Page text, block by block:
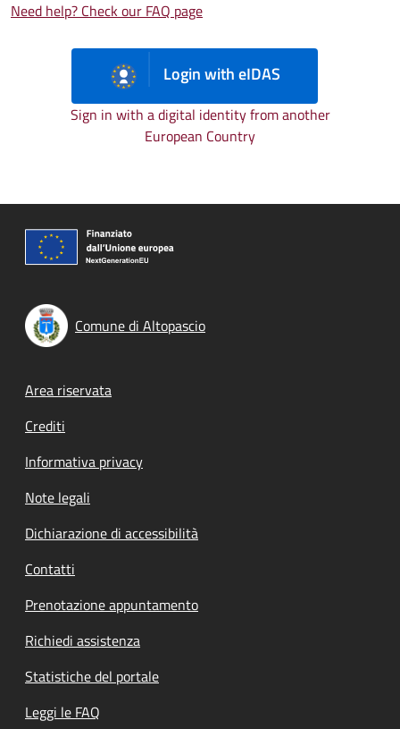
Need help? Check our FAQ page
Login with eIDAS
Sign in with a digital identity from another
European Country
Comune di Altopascio
Footer menu
Area riservata
Crediti
Informativa privacy
Note legali
Dichiarazione di accessibilità
Contatti
Prenotazione appuntamento
Richiedi assistenza
Statistiche del portale
Leggi le FAQ